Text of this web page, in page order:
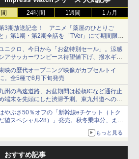
24時間 1週間 1カ月
3期放送記念！ アニメ「薬屋のひとりご
」第1期・第2期全話を「TVer」にて期間限定
順次無料配信開始
ニクロ、今日から「お盆特別セール」。涼感
アサッカーワンピース待望値下げ、撥水ギア
ョーツは1990円に
映の歴代オープニング映像がカプセルトイ
。全5種で8月下旬発売
州の高速道路、お盆期間は松橋ICなど通行止
端末を先頭にした渋滞予測。東九州道への迂
は料金調整を実施
やぶさ50％オフの「新幹線eチケット（トク
値スペシャル28）」発売。秋冬乗車分、えき
もっと見る
おすすめ記事